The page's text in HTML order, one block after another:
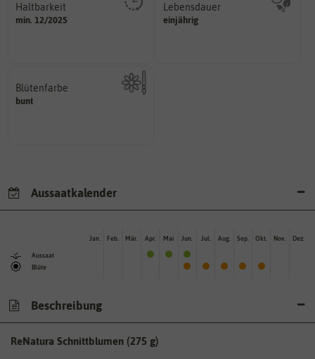
Haltbarkeit
min. 12/2025
und Pflanzgut sehr gut keimen
sollte.
Lebensdauer
einjährig
einjährig, zweijährig oder
mehrjährig.
Blütenfarbe
bunt
Kann auch mehrfarbig sein.
Aussaatkalender
Aussaat
Blüte
Jan. Feb. Mär. Apr. Mai Jun. Jul. Aug. Sep. Okt. Nov. Dez.
Beschreibung
ReNatura Schnittblumen (275 g)